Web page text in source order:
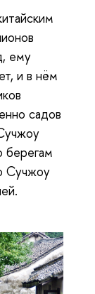
ему
и в нём
садов
берегам
Сучжоу